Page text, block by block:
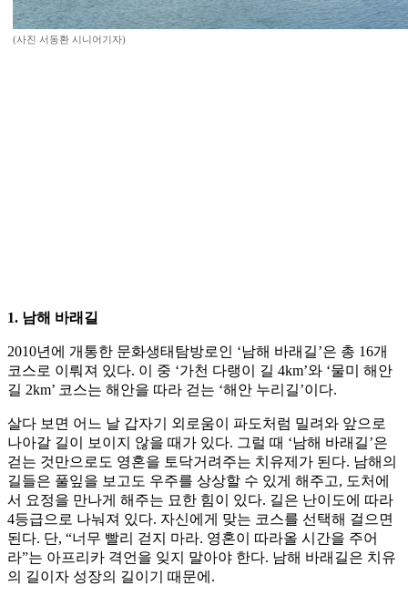
(사진 서동환 시니어기자)
1. 남해 바래길
2010년에 개통한 문화생태탐방로인 ‘남해 바래길’은 총 16개
코스로 이뤄져 있다. 이 중 ‘가천 다랭이 길 4km’와 ‘물미 해안
길 2km’ 코스는 해안을 따라 걷는 ‘해안 누리길’이다.
살다 보면 어느 날 갑자기 외로움이 파도처럼 밀려와 앞으로
나아갈 길이 보이지 않을 때가 있다. 그럴 때 ‘남해 바래길’은
걷는 것만으로도 영혼을 토닥거려주는 치유제가 된다. 남해의
길들은 풀잎을 보고도 우주를 상상할 수 있게 해주고, 도처에
서 요정을 만나게 해주는 묘한 힘이 있다. 길은 난이도에 따라
4등급으로 나눠져 있다. 자신에게 맞는 코스를 선택해 걸으면
된다. 단, “너무 빨리 걷지 마라. 영혼이 따라올 시간을 주어
라”는 아프리카 격언을 잊지 말아야 한다. 남해 바래길은 치유
의 길이자 성장의 길이기 때문에.